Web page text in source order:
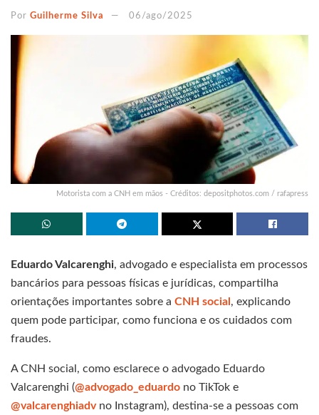
Por Guilherme Silva 06/ago/2025
Motorista com a CNH em mãos - Créditos: depositphotos.com / rafapress
Eduardo Valcarenghi, advogado e especialista em processos
bancários para pessoas físicas e jurídicas, compartilha
orientações importantes sobre a CNH social , explicando
quem pode participar, como funciona e os cuidados com
fraudes.
A CNH social, como esclarece o advogado Eduardo
Valcarenghi (@advogado_eduardo no TikTok e
@valcarenghiadv no Instagram), destina‑se a pessoas com